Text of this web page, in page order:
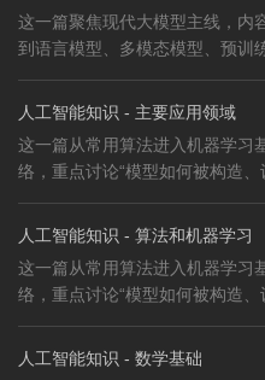
这一篇聚焦现代大模型主线，内
到语言模型、多模态模型、预训
人工智能知识 - 主要应用领域
这一篇从常用算法进入机器学习
络，重点讨论“模型如何被构造、
人工智能知识 - 算法和机器学习
这一篇从常用算法进入机器学习
络，重点讨论“模型如何被构造、
人工智能知识 - 数学基础